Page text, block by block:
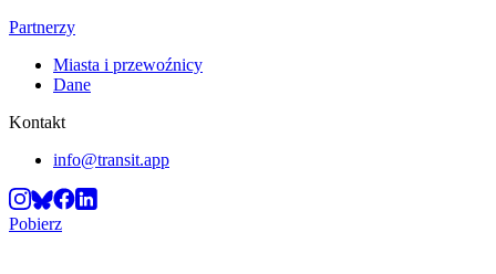
Partnerzy
Miasta i przewoźnicy
Dane
Kontakt
info@transit.app
Pobierz